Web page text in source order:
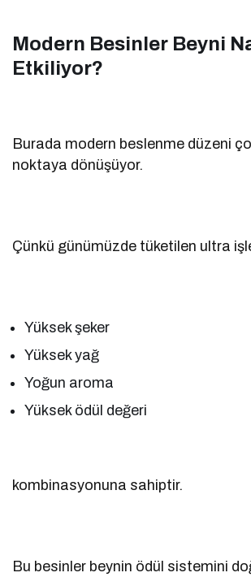
Modern Besinler Beyni
Etkiliyor?
Burada modern beslenme düzeni
noktaya dönüşüyor.
Çünkü günümüzde tüketilen ultra
Yüksek şeker
Yüksek yağ
Yoğun aroma
Yüksek ödül değeri
kombinasyonuna sahiptir.
Bu besinler beynin ödül sistemini